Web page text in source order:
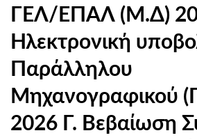
ΓΕΛ/ΕΠΑΛ (Μ.Δ)
Ηλεκτρονική
Παράλληλου
Μηχανογραφικού
2026 Γ. Βεβαίωση Συμμετοχής